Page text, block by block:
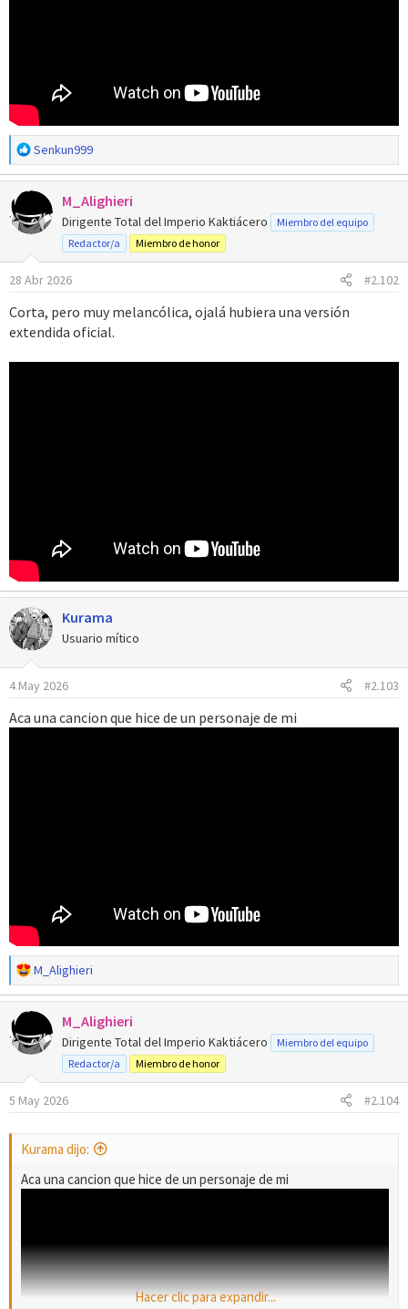
R
e
a
c
i
e
s
:
Senkun999
M_Alighieri
Dirigente Total del Imperio Kaktiácero
Miembro del equipo
Redactor/a
Miembro de honor
28 Abr 2026 #2.102
Corta, pero muy melancólica, ojalá hubiera una versión
extendida oficial.
Kurama
Usuario mítico
4 May 2026 #2.103
Aca una cancion que hice de un personaje de mi
R
e
a
c
i
e
M_Alighieri
M_Alighieri
Dirigente Total del Imperio Kaktiácero
Miembro del equipo
Redactor/a
Miembro de honor
5 May 2026 #2.104
Kurama dijo:
Aca una cancion que hice de un personaje de mi
Hacer clic para expandir...